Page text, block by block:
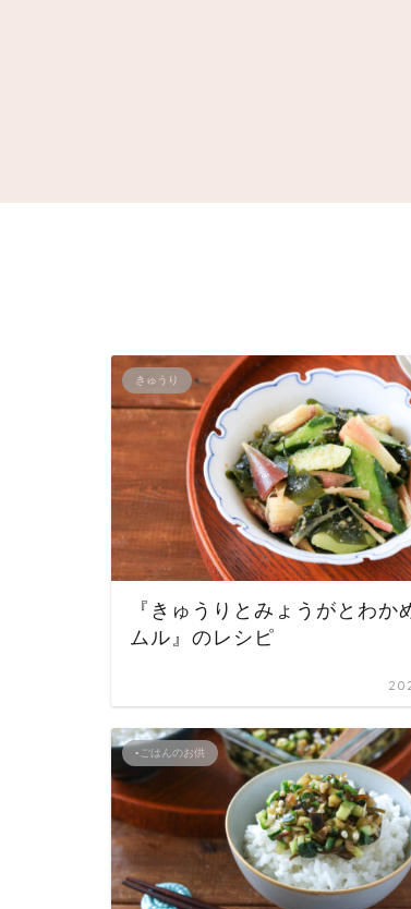
きゅうり
『きゅうりとみょうがとわか
ムル』のレシピ
▪ごはんのお供